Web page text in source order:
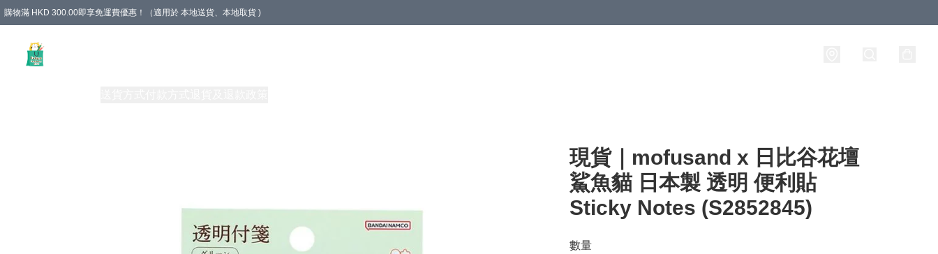
購物滿 HKD 300.00即享免運費優惠！（適用於 本地送貨、本地取貨 )
現貨｜mofusand x 日比谷花壇
鯊魚貓 日本製 透明 便利貼
Sticky Notes (S2852845)
數量